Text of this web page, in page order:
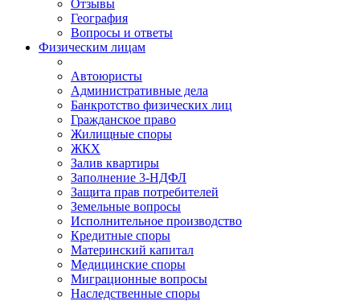
Отзывы
География
Вопросы и ответы
Физическим лицам
Автоюристы
Административные дела
Банкротство физических лиц
Гражданское право
Жилищные споры
ЖКХ
Залив квартиры
Заполнение 3-НДФЛ
Защита прав потребителей
Земельные вопросы
Исполнительное производство
Кредитные споры
Материнский капитал
Медицинские споры
Миграционные вопросы
Наследственные споры